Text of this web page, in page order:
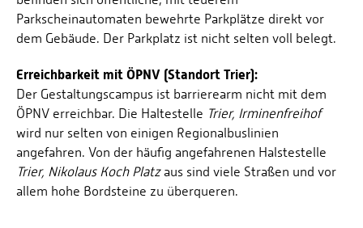
Parkscheinautomaten bewehrte Parkplätze direkt vor
dem Gebäude. Der Parkplatz ist nicht selten voll belegt.
Erreichbarkeit mit ÖPNV (Standort Trier):
Der Gestaltungscampus ist barrierearm nicht mit dem
ÖPNV erreichbar. Die Haltestelle Trier, Irminenfreihof
wird nur selten von einigen Regionalbuslinien
angefahren. Von der häufig angefahrenen Halstestelle
Trier, Nikolaus Koch Platz aus sind viele Straßen und vor
allem hohe Bordsteine zu überqueren.